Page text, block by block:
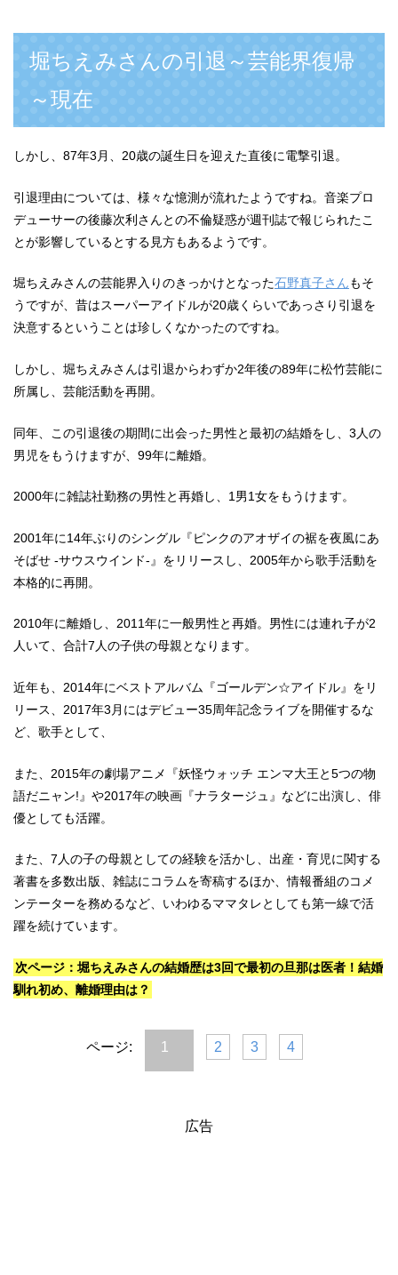
堀ちえみさんの引退～芸能界復帰
～現在
しかし、87年3月、20歳の誕生日を迎えた直後に電撃引退。
引退理由については、様々な憶測が流れたようですね。音楽プロ
デューサーの後藤次利さんとの不倫疑惑が週刊誌で報じられたこ
とが影響しているとする見方もあるようです。
堀ちえみさんの芸能界入りのきっかけとなった石野真子さんもそ
うですが、昔はスーパーアイドルが20歳くらいであっさり引退を
決意するということは珍しくなかったのですね。
しかし、堀ちえみさんは引退からわずか2年後の89年に松竹芸能に
所属し、芸能活動を再開。
同年、この引退後の期間に出会った男性と最初の結婚をし、3人の
男児をもうけますが、99年に離婚。
2000年に雑誌社勤務の男性と再婚し、1男1女をもうけます。
2001年に14年ぶりのシングル『ピンクのアオザイの裾を夜風にあ
そばせ -サウスウインド-』をリリースし、2005年から歌手活動を
本格的に再開。
2010年に離婚し、2011年に一般男性と再婚。男性には連れ子が2
人いて、合計7人の子供の母親となります。
近年も、2014年にベストアルバム『ゴールデン☆アイドル』をリ
リース、2017年3月にはデビュー35周年記念ライブを開催するな
ど、歌手として、
また、2015年の劇場アニメ『妖怪ウォッチ エンマ大王と5つの物
語だニャン!』や2017年の映画『ナラタージュ』などに出演し、俳
優としても活躍。
また、7人の子の母親としての経験を活かし、出産・育児に関する
著書を多数出版、雑誌にコラムを寄稿するほか、情報番組のコメ
ンテーターを務めるなど、いわゆるママタレとしても第一線で活
躍を続けています。
次ページ：堀ちえみさんの結婚歴は3回で最初の旦那は医者！結婚
馴れ初め、離婚理由は？
ページ: 1 2 3 4
広告